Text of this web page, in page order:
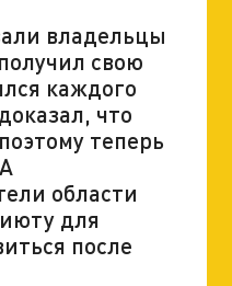
владельцы
свою
каждого
что
теперь
области
для
после